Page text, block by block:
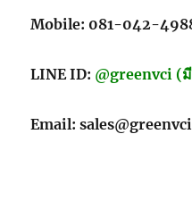
Mobile: 081-042-
LINE ID: @greenvci (
Email: